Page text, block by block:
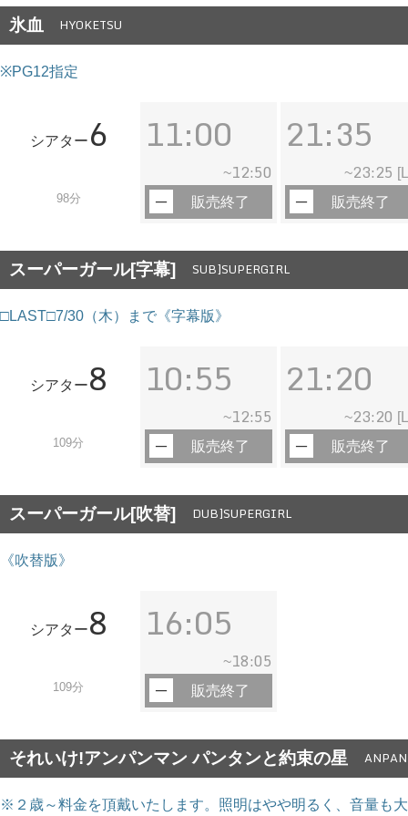
氷血 HYOKETSU
※PG12指定
シアター 6
98分
11:00
~12:50
販売終了
21:35
~23:25
販売終了
スーパーガール[字幕] SUB]SUPERGIRL
□LAST□7/30（木）まで《字幕版》
シアター8
109分
10:55
~12:55
販売終了
21:20
~23:20
販売終了
スーパーガール[吹替] DUB]SUPERGIRL
《吹替版》
シアター8
109分
16:05
~18:05
販売終了
それいけ!アンパンマン パンタンと約束の星
※２歳～料金を頂戴いたします。照明はやや明るく、音量も